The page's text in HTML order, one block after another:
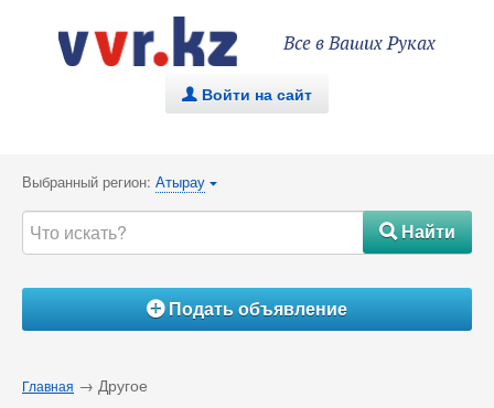
Все в Ваших Руках
. Войти на сайт
Выбранный регион: Атырау {
#Найти
ÁПодать объявление
Главная → Другое